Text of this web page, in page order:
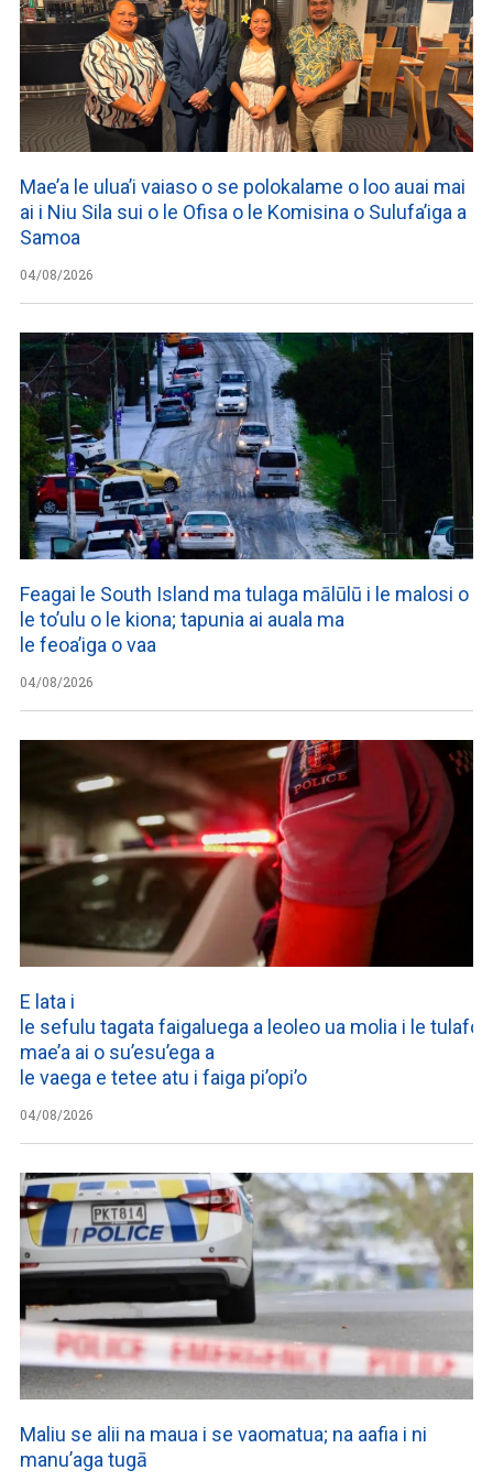
Mae’a le ulua’i vaiaso o se polokalame o loo auai mai
ai i Niu Sila sui o le Ofisa o le Komisina o Sulufa’iga a
Samoa
04/08/2026
Feagai le South Island ma tulaga mālūlū i le malosi o
le to’ulu o le kiona; tapunia ai auala ma
le feoa’iga o vaa
04/08/2026
E lata i
le sefulu tagata faigaluega a leoleo ua molia i le
mae’a ai o su’esu’ega a
le vaega e tetee atu i faiga pi’opi’o
04/08/2026
Maliu se alii na maua i se vaomatua; na aafia i ni
manu’aga tugā